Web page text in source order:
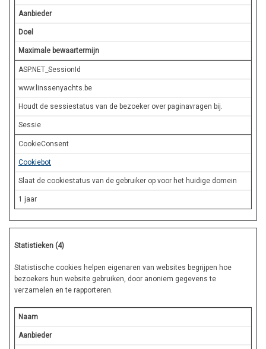
Aanbieder
Doel
Maximale bewaartermijn
ASP.NET_SessionId
www.linssenyachts.be
Houdt de sessiestatus van de bezoeker over paginavragen bij.
Sessie
CookieConsent
Cookiebot
Slaat de cookiestatus van de gebruiker op voor het huidige domein
1 jaar
Statistieken (4)
Statistische cookies helpen eigenaren van websites begrijpen hoe
bezoekers hun website gebruiken, door anoniem gegevens te
verzamelen en te rapporteren.
Naam
Aanbieder